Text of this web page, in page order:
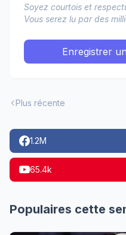
Soyez courtois et
Vous serez lu par des
Enregistrer
Plus récente
1.2M
65.4k
Populaires cette